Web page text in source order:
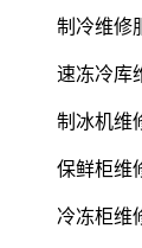
制冷维修
速冻冷库
制冰机维
保鲜柜维
冷冻柜维